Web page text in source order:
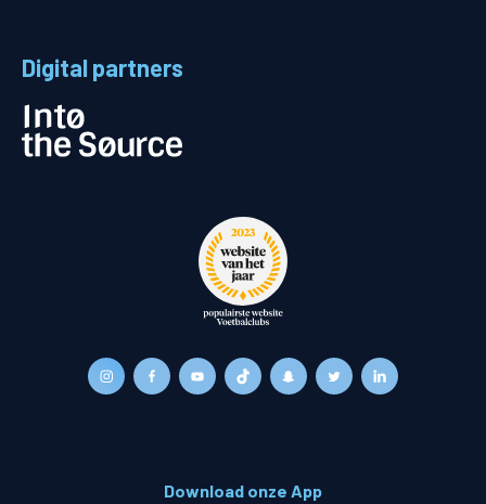
Digital partners
Download onze App